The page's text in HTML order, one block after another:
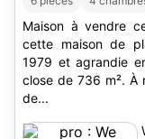
Maison à vendre
cette maison de
1979 et agrandie
close de 736 m². À rafraîchir, elle offre un beau potentiel et
de...